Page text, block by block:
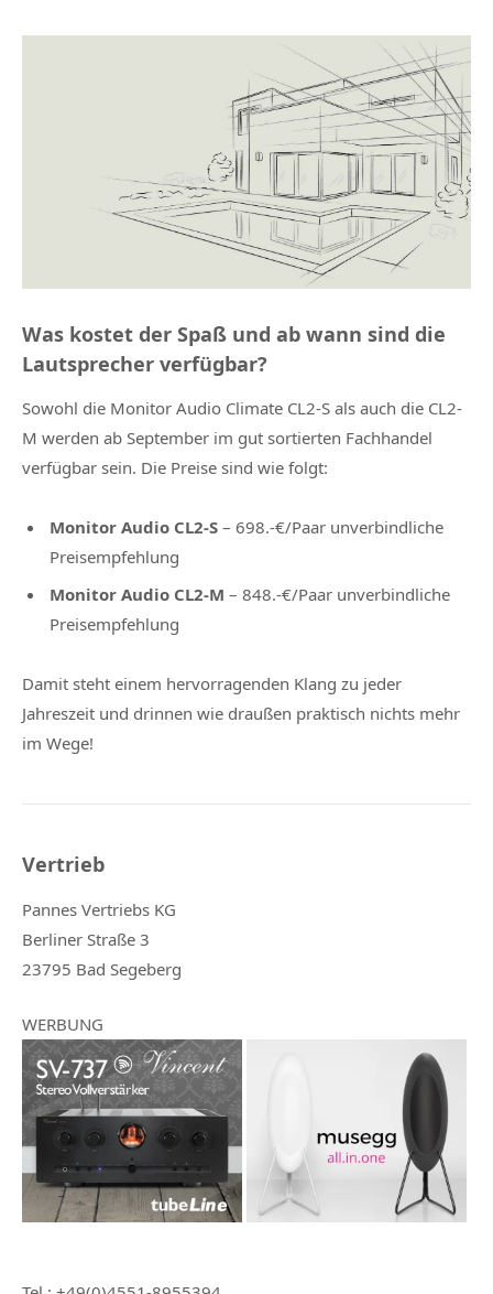
Was kostet der Spaß und ab wann sind die
Lautsprecher verfügbar?
Sowohl die Monitor Audio Climate CL2-S als auch die CL2-
M werden ab September im gut sortierten Fachhandel
verfügbar sein. Die Preise sind wie folgt:
Monitor Audio CL2-S – 698.-€/Paar unverbindliche
Preisempfehlung
Monitor Audio CL2-M – 848.-€/Paar unverbindliche
Preisempfehlung
Damit steht einem hervorragenden Klang zu jeder
Jahreszeit und drinnen wie draußen praktisch nichts mehr
im Wege!
Vertrieb
Pannes Vertriebs KG
Berliner Straße 3
23795 Bad Segeberg
WERBUNG